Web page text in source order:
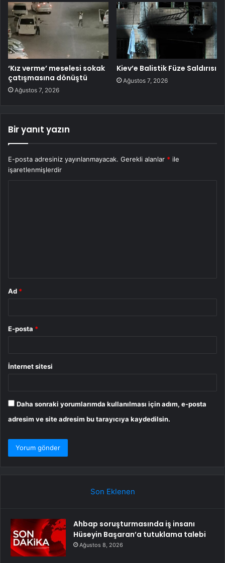
‘Kız verme’ meselesi sokak
çatışmasına dönüştü
Ağustos 7, 2026
Kiev’e Balistik Füze Saldırısı
Ağustos 7, 2026
Bir yanıt yazın
E-posta adresiniz yayınlanmayacak. Gerekli alanlar * ile
işaretlenmişlerdir
Ad *
E-posta *
İnternet sitesi
Daha sonraki yorumlarımda kullanılması için adım, e-posta
adresim ve site adresim bu tarayıcıya kaydedilsin.
Son Eklenen
Ahbap soruşturmasında iş insanı
Hüseyin Başaran’a tutuklama talebi
Ağustos 8, 2026